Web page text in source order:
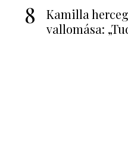
8
Kamilla
vallomása: